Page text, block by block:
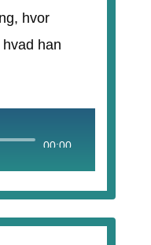
hvor
han
00:00